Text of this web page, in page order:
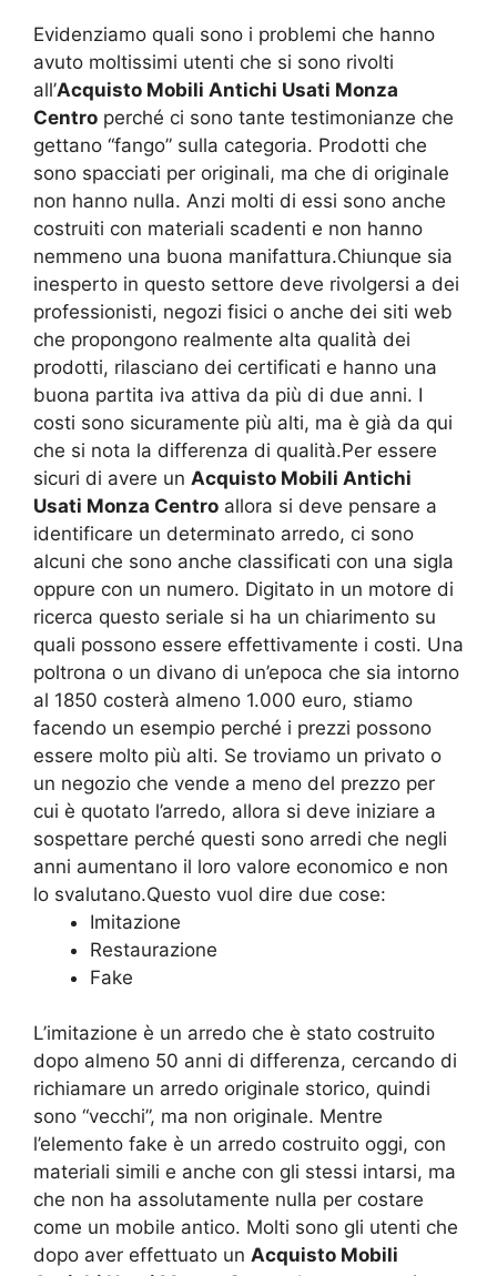
Evidenziamo quali sono i problemi che hanno
avuto moltissimi utenti che si sono rivolti
all’Acquisto Mobili Antichi Usati Monza
Centro perché ci sono tante testimonianze che
gettano “fango” sulla categoria. Prodotti che
sono spacciati per originali, ma che di originale
non hanno nulla. Anzi molti di essi sono anche
costruiti con materiali scadenti e non hanno
nemmeno una buona manifattura.Chiunque sia
inesperto in questo settore deve rivolgersi a dei
professionisti, negozi fisici o anche dei siti web
che propongono realmente alta qualità dei
prodotti, rilasciano dei certificati e hanno una
buona partita iva attiva da più di due anni. I
costi sono sicuramente più alti, ma è già da qui
che si nota la differenza di qualità.Per essere
sicuri di avere un Acquisto Mobili Antichi
Usati Monza Centro allora si deve pensare a
identificare un determinato arredo, ci sono
alcuni che sono anche classificati con una sigla
oppure con un numero. Digitato in un motore di
ricerca questo seriale si ha un chiarimento su
quali possono essere effettivamente i costi. Una
poltrona o un divano di un’epoca che sia intorno
al 1850 costerà almeno 1.000 euro, stiamo
facendo un esempio perché i prezzi possono
essere molto più alti. Se troviamo un privato o
un negozio che vende a meno del prezzo per
cui è quotato l’arredo, allora si deve iniziare a
sospettare perché questi sono arredi che negli
anni aumentano il loro valore economico e non
lo svalutano.Questo vuol dire due cose:
Imitazione
Restaurazione
Fake
L’imitazione è un arredo che è stato costruito
dopo almeno 50 anni di differenza, cercando di
richiamare un arredo originale storico, quindi
sono “vecchi”, ma non originale. Mentre
l’elemento fake è un arredo costruito oggi, con
materiali simili e anche con gli stessi intarsi, ma
che non ha assolutamente nulla per costare
come un mobile antico. Molti sono gli utenti che
dopo aver effettuato un Acquisto Mobili